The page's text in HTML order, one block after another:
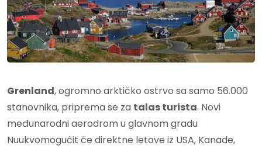
Grenland, ogromno arktičko ostrvo sa samo 56.000
stanovnika, priprema se za talas turista. Novi
međunarodni aerodrom u glavnom gradu
Nuukvomogućit će direktne letove iz USA, Kanade,